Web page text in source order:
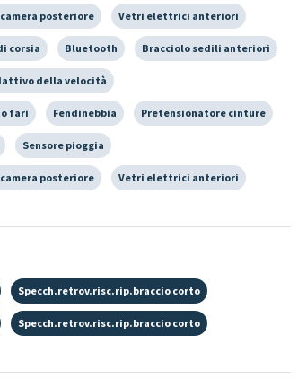
posteriore Vetri elettrici anteriori
corsia Bluetooth Bracciolo sedili anteriori
della velocità
fari Fendinebbia Pretensionatore cinture
Sensore pioggia
posteriore Vetri elettrici anteriori
Specch.retrov.risc.rip.braccio corto
Specch.retrov.risc.rip.braccio corto